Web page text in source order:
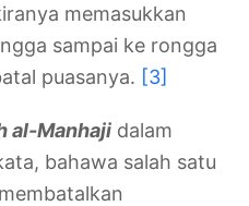
memasukkan
sampai ke rongga
puasanya. [3]
al-Manhaji dalam
bahawa salah satu